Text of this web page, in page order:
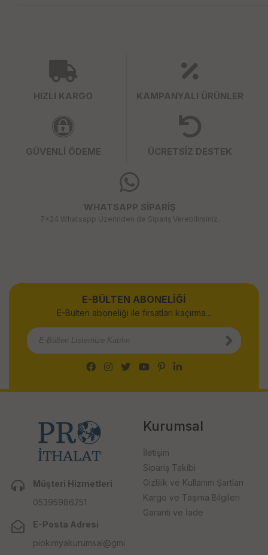
HIZLI KARGO KAMPANYALI ÜRÜNLER
GÜVENLİ ÖDEME ÜCRETSİZ DESTEK
WHATSAPP SİPARİŞ
7x24 Whatsapp Üzerinden de Sipariş Verebilirsiniz.
E-BÜLTEN ABONELİĞİ
E-Bülten aboneliği ile fırsatları kaçırma...
Müşteri Hizmetleri
05395986251
E-Posta Adresi
piokimyakurumsal@gmail.com
Kurumsal
İletişim
Sipariş Takibi
Gizlilik ve Kullanım Şartları
Kargo ve Taşıma Bilgileri
Garanti ve İade